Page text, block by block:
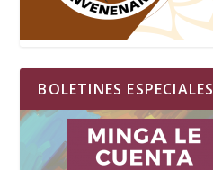
BOLETINES ESPECIALES